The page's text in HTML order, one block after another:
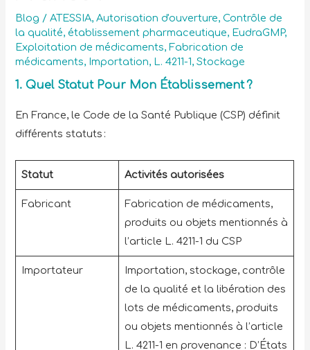
Blog /ATESSIA,Autorisation d'ouverture,Contrôle de
la qualité, établissement pharmaceutique, EudraGMP,
Exploitation de médicaments, Fabrication de
médicaments, Importation, L. 4211-1,Stockage
1. Quel Statut Pour Mon Établissement ?
En France, le Code de la Santé Publique (CSP) définit
différents statuts :
Statut Activités autorisées
Fabricant
Fabrication de médicaments,
produits ou objets mentionnés à
l’article L. 4211-1 du CSP
Importateur
Importation, stockage, contrôle
de la qualité et la libération des
lots de médicaments, produits
ou objets mentionnés à l’article
L. 4211-1 en provenance : D’États